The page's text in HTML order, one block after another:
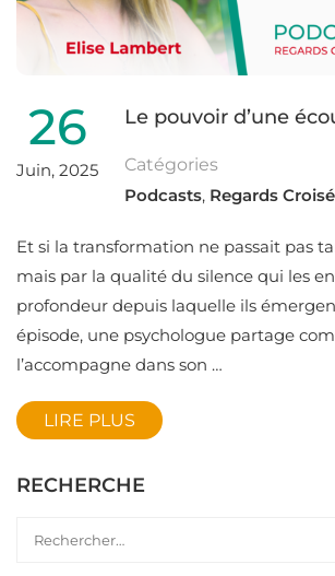
26
Juin, 2025
Le pouvoir d’une
Catégories
Podcasts, Regards
Et si la transformation ne passait pas
mais par la qualité du silence qui les
profondeur depuis laquelle ils
épisode, une psychologue partage
l’accompagne dans son …
LIRE PLUS
RECHERCHE